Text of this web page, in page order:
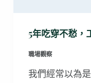
5年吃穿不愁，
職場觀察
我們經常以為